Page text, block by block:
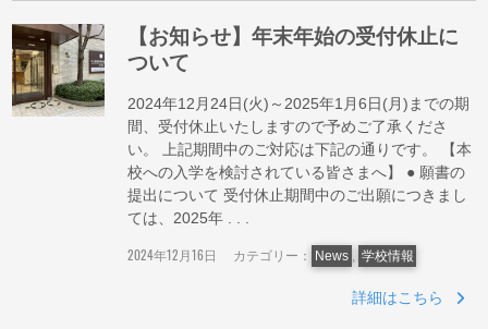
【お知らせ】年末年始の受付休止に
ついて
2024年12月24日(火)～2025年1月6日(月)までの期
間、受付休止いたしますので予めご了承くださ
い。 上記期間中のご対応は下記の通りです。 【本
校への入学を検討されている皆さまへ】 ● 願書の
提出について 受付休止期間中のご出願につきまし
ては、2025年 . . .
2024年12月16日 カテゴリー： News 学校情報
詳細はこちら